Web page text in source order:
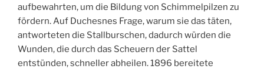
aufbewahrten, um die Bildung von Schimmelpilzen zu
fördern. Auf Duchesnes Frage, warum sie das täten,
antworteten die Stallburschen, dadurch würden die
Wunden, die durch das Scheuern der Sattel
entstünden, schneller abheilen. 1896 bereitete